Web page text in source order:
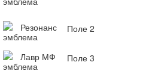
Резонанс
Поле 2
Лавр МФ
Поле 3